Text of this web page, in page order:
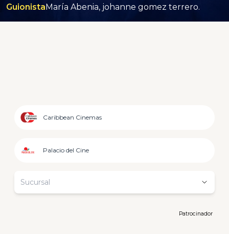
GuionistaMaría Abenia, johanne gomez terrero.
Caribbean Cinemas
Palacio del Cine
Sucursal
Patrocinador